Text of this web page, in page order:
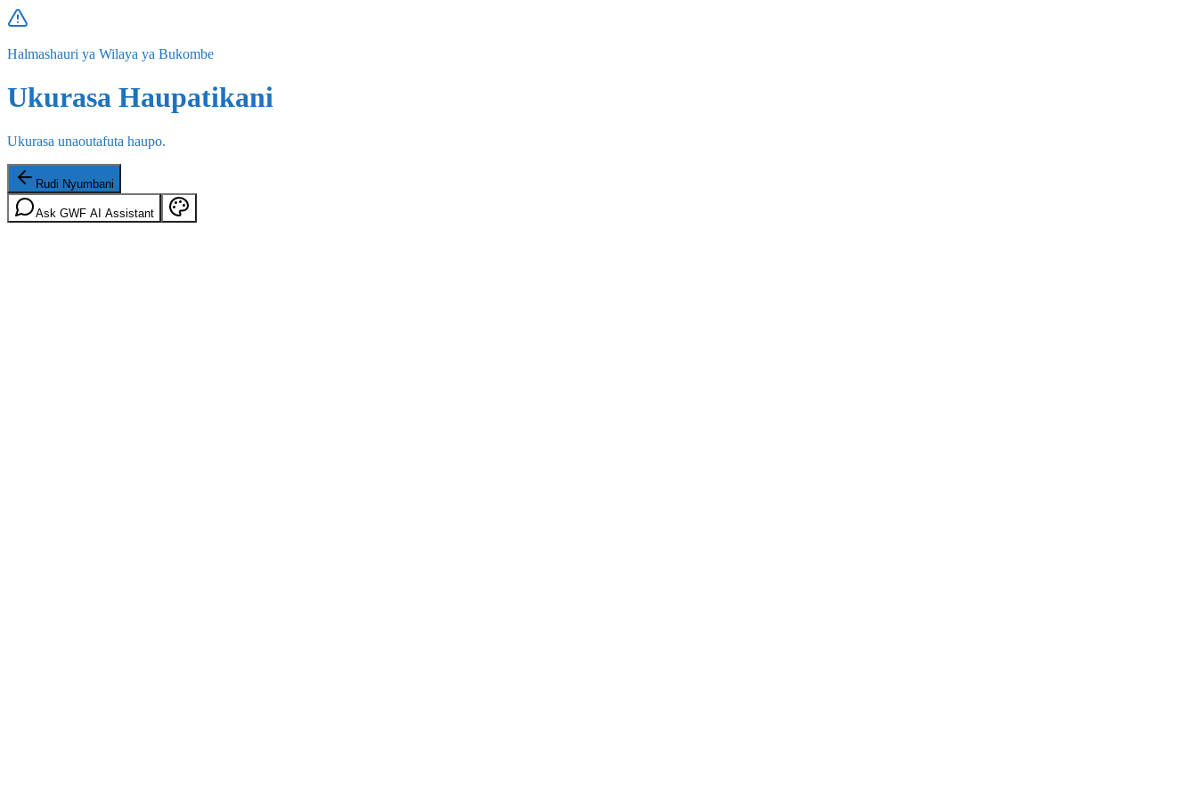
Halmashauri ya Wilaya ya Bukombe
Ukurasa Haupatikani
Ukurasa unaoutafuta haupo.
Rudi Nyumbani
Ask GWF AI Assistant